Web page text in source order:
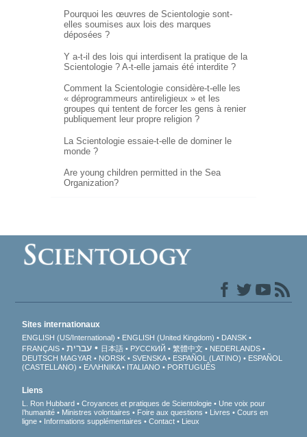
Pourquoi les œuvres de Scientologie sont-
elles soumises aux lois des marques
déposées ?
Y a-t-il des lois qui interdisent la pratique de la
Scientologie ? A-t-ellejamais été interdite ?
Comment la Scientologie considère-t-elleles
« déprogrammeurs antireligieux » et les
groupes qui tentent de forcer les gens à renier
publiquement leur propre religion ?
La Scientologie essaie-t-elle de dominer le
monde ?
Are young children permitted in the Sea
Organization?
Sites internationaux
ENGLISH (US/International) ENGLISH (United Kingdom)
DANSK
FRANÇAIS
עברית 日本語 РУССКИЙ 繁體中文
NEDERLANDS
DEUTSCH MAGYAR NORSK SVENSKA ESPAÑOL (LATINO)
ESPAÑOL
(CASTELLANO)
ΕΛΛΗΝΙΚA ITALIANO PORTUGUÊS
Liens
L. Ron Hubbard Croyances et pratiques de Scientologie
Une voix pour
l’humanité
Ministres volontaires Foire aux questions Livres
Cours en
ligne
Informations supplémentaires Contact Lieux